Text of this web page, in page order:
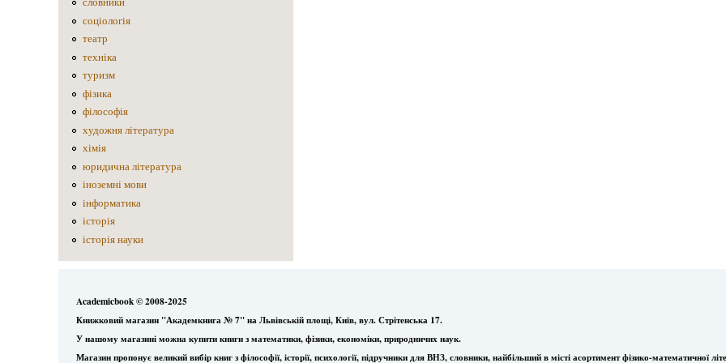
соціологія
театр
техніка
туризм
фізика
філософія
художня література
хімія
юридична література
іноземні мови
інформатика
історія
історія науки
Academicbook © 2008-2025
Книжковий магазин "Академкнига № 7" на Львівській площі, Київ, вул. Стрітенська 17.
У нашому магазині можна купити книги з математики, фізики, економіки, природничих наук.
Магазин пропонує великий вибір книг з філософії, історії, психології, підручники для ВНЗ, словники, найбільший в місті асортимент фізико-математичної